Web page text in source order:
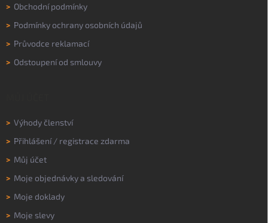
> Obchodní podmínky
> Podmínky ochrany osobních údajů
> Průvodce reklamací
> Odstoupení od smlouvy
> Výhody členství
> Přihlášení/ registrace zdarma
> Můj účet
> Moje objednávky a sledování
> Moje doklady
> Moje slevy